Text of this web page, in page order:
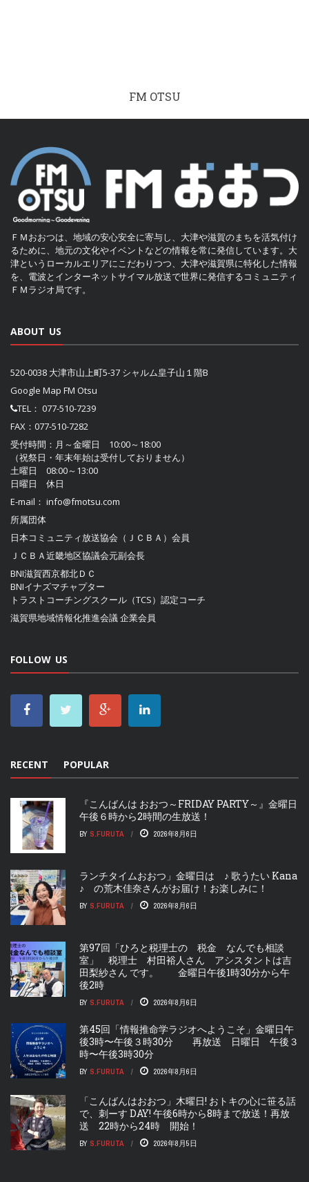
FM OTSU
ＦＭおおつは、地域の安心安全に寄与し、大津や滋賀のまちを活気付け
るために、地元の文化やイベントなどの情報を常に発信しています。大
津というローカルエリアにこだわりつつ、大津や滋賀県に特化した情報
を、電波とインターネットサイマル放送で世界に発信するコミュニティ
ＦＭラジオ局です。
ABOUT US
520-0038 大津市山上町5-37 シャルム皇子山１階B
Google Map FM Otsu
TEL： 077-510-7239
FAX：077-510-7282
受付時間：月～金曜日 10:00～18:00
（祝祭日・年末年始は受付しておりません）
土曜日 08:00～13:00
日曜日 休日
E-mail： info@fmotsu.com
所属団体
日本コミュニティ放送協会（ＪＣＢＡ） 会員
ＪＣＢＡ近畿地区協議会元副会長
BNI滋賀西京都北ＤＣ
BNIイナズマチャプター
トラストコーチングスクール（TCS）認定コーチ
滋賀県地域情報化推進会議企業会員
FOLLOW US
RECENT POPULAR
『こんばんは おおつ～FRIDAY PARTY～』金曜日
午後６時から2時間の生放送！
BY S.FURUTA 2026年8月6日
ランチタイムおおつ」金曜日は ♪ 歌うたい Kana
♪ の荒木佳奈さんがお届け！お楽しみに！
BY S.FURUTA 2026年8月6日
第97回「ひろと税理士の 税金 なんでも相談
室」 税理士 村田裕人さん アシスタントは吉
田梨紗さん です。 金曜日午後1時30分から午
後2時
BY S.FURUTA 2026年8月6日
第45回「情報推命学ラジオへようこそ」金曜日午
後3時〜午後３時30分 再放送 日曜日 午後３
時〜午後3時30分
BY S.FURUTA 2026年8月6日
「こんばんはおおつ」木曜日! おトキの心に笹る話
で、刺ーす DAY! 午後6時から8時まで放送！再放
送 22時から24時 開始！
BY S.FURUTA 2026年8月5日